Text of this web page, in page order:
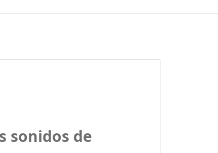
sonidos de